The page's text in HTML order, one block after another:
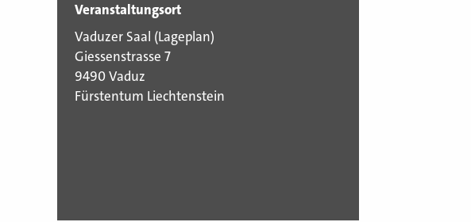
Veranstaltungsort
Vaduzer Saal (Lageplan)
Giessenstrasse 7
9490 Vaduz
Fürstentum Liechtenstein